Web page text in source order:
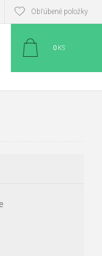
Obľúbené položky
0 KS